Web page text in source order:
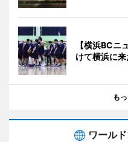
【横浜BCニ
けて横浜に
も
ワール